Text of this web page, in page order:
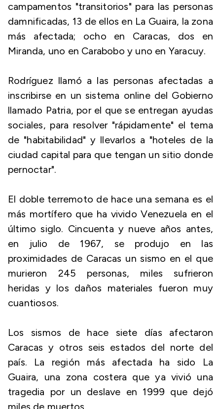
campamentos "transitorios" para las personas
damnificadas, 13 de ellos en La Guaira, la zona
más afectada; ocho en Caracas, dos en
Miranda, uno en Carabobo y uno en Yaracuy.
Rodríguez llamó a las personas afectadas a
inscribirse en un sistema online del Gobierno
llamado Patria, por el que se entregan ayudas
sociales, para resolver "rápidamente" el tema
de "habitabilidad" y llevarlos a "hoteles de la
ciudad capital para que tengan un sitio donde
pernoctar".
El doble terremoto de hace una semana es el
más mortífero que ha vivido Venezuela en el
último siglo. Cincuenta y nueve años antes,
en julio de 1967, se produjo en las
proximidades de Caracas un sismo en el que
murieron 245 personas, miles sufrieron
heridas y los daños materiales fueron muy
cuantiosos.
Los sismos de hace siete días afectaron
Caracas y otros seis estados del norte del
país. La región más afectada ha sido La
Guaira, una zona costera que ya vivió una
tragedia por un deslave en 1999 que dejó
miles de muertos.